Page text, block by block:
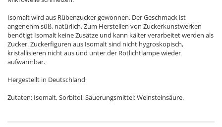
Isomalt wird aus Rübenzucker gewonnen. Der Geschmack ist
angenehm süß, natürlich. Zum Herstellen von Zuckerkunstwerken
benötigt Isomalt keine Zusätze und kann kälter verarbeitet werden als
Zucker. Zuckerfiguren aus Isomalt sind nicht hygroskopisch,
kristallisieren nicht aus und unter der Rotlichtlampe wieder
aufwärmbar.
Hergestellt in Deutschland
Zutaten: Isomalt, Sorbitol, Säuerungsmittel: Weinsteinsäure.